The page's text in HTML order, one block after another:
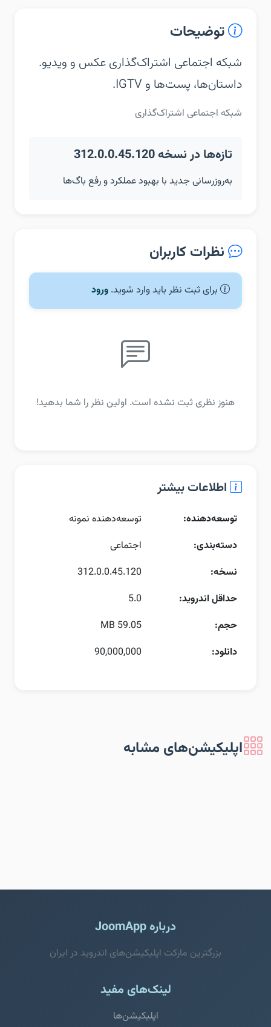
توضیحات
شبکه اجتماعی اشتراک‌گذاری عکس و ویدیو.
داستان‌ها، پست‌ها و IGTV.
شبکه اجتماعی اشتراک‌گذاری
تازه‌ها در نسخه 312.0.0.45.120
به‌روزرسانی جدید با بهبود عملکرد و رفع باگ‌ها
نظرات کاربران
برای ثبت نظر باید وارد شوید. ورود
هنوز نظری ثبت نشده است. اولین نظر را شما بدهید!
اطلاعات بیشتر
توسعه‌دهنده:
توسعه‌دهنده نمونه
دسته‌بندی:
اجتماعی
نسخه:
312.0.0.45.120
حداقل اندروید:
5.0
حجم:
59.05 MB
دانلود:
90,000,000
اپلیکیشن‌های مشابه
درباره JoomApp
بزرگترین مارکت اپلیکیشن‌های اندروید در ایران
لینک‌های مفید
اپلیکیشن‌ها